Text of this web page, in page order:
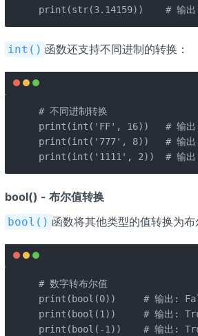
print(str(3.14159))    # 输
int() 函数还支持不同进制的转换：
# 不同进制转换
print(int('FF', 16))   # 输出:
print(int('777', 8))   # 输出:
print(int('1111', 2))  # 输出:
bool() - 布尔值转换
bool() 函数将其他类型的值转换为布
# 数字转布尔值
print(bool(0))     # 输出:
print(bool(1))     # 输出:
print(bool(-1))    # 输出: